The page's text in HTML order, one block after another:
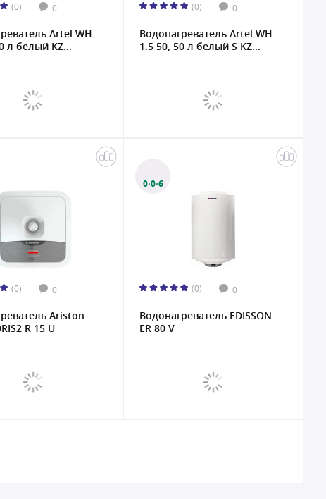
(0) 0
Artel WH
л белый KZ...
(0) 0
Водонагреватель Artel WH
1.5 50, 50 л белый S KZ...
(0) 0
Ariston
R 15 U
0·0·6
(0) 0
Водонагреватель EDISSON
ER 80 V